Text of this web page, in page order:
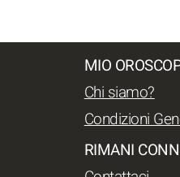
MIO
Chi siamo?
Condizioni
RIMANI